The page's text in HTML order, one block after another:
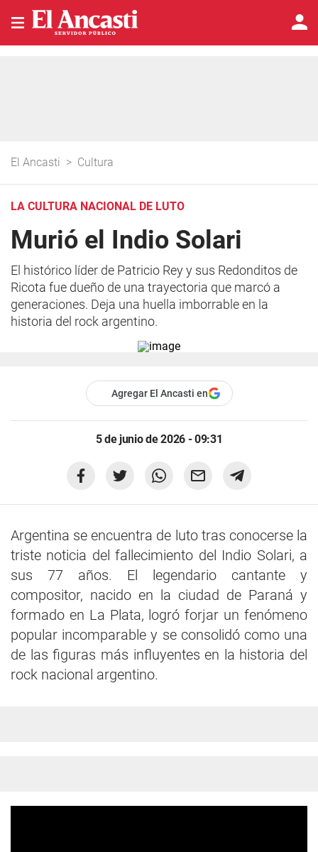
El Ancasti > Cultura
LA CULTURA NACIONAL DE LUTO
Murió el Indio Solari
El histórico líder de Patricio Rey y sus Redonditos de
Ricota fue dueño de una trayectoria que marcó a
generaciones. Deja una huella imborrable en la
historia del rock argentino.
Agregar El Ancasti en
5 de junio de 2026 - 09:31
Argentina se encuentra de luto tras conocerse la
triste noticia del fallecimiento del Indio Solari, a
sus 77 años. El legendario cantante y
compositor, nacido en la ciudad de Paraná y
formado en La Plata, logró forjar un fenómeno
popular incomparable y se consolidó como una
de las figuras más influyentes en la historia del
rock nacional argentino.